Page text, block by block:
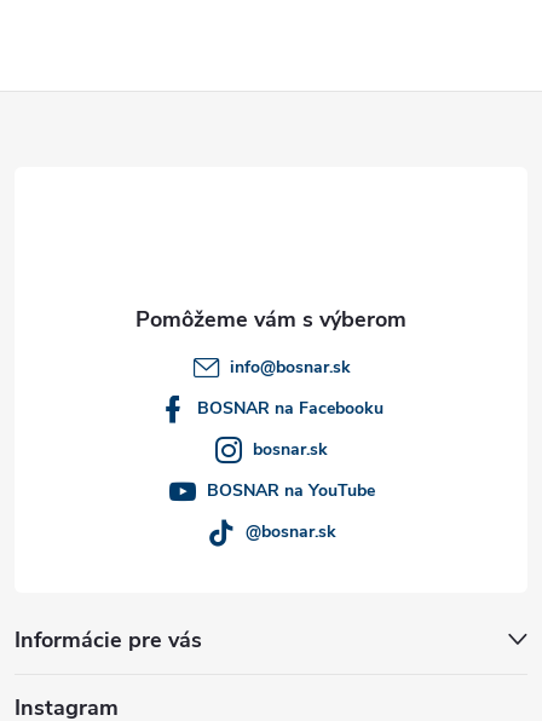
Informácie pre vás
info@bosnar.sk
BOSNAR na Facebooku
bosnar.sk
BOSNAR na YouTube
@bosnar.sk
Instagram